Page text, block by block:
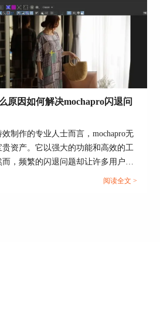
并排预览预设效果
一个预设特效后，就可以在
与添加特效后的对比效果。
侧的预设详情，了解与该预设
取后，就可以双击该预设，将
预览窗口，如图8所示，就可
原因如何解决mochapro闪退问
制作的专业人士而言，mochapro无
资产。它以强大的功能和高效的工
，频繁的闪退问题却让许多用户感
mochapro闪退的常见原因，并详细
阅读全文 >